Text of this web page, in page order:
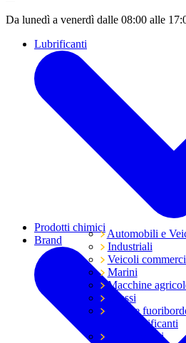
Da lunedì a venerdì dalle 08:00 alle
Lubrificanti
Automobili e
Industriali
Veicoli
Marini
Macchine
Grassi
Moto e
Tutti i lubrificanti
Trasmissioni
Prodotti chimici
Brand